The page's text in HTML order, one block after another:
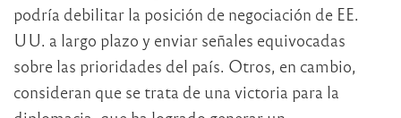
podría debilitar la posición de negociación de EE.
UU. a largo plazo y enviar señales equivocadas
sobre las prioridades del país. Otros, en cambio,
consideran que se trata de una victoria para la